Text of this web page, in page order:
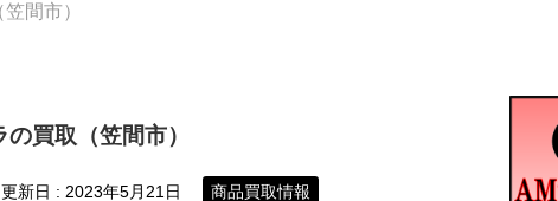
間市）
買取（笠間市）
新日 : 2023年5月21日 商品買取情報